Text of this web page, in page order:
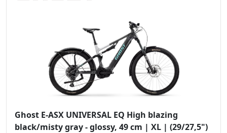
Ghost E-ASX UNIVERSAL EQ High blazing
black/misty gray - glossy, 49 cm | XL | (29/27,5")